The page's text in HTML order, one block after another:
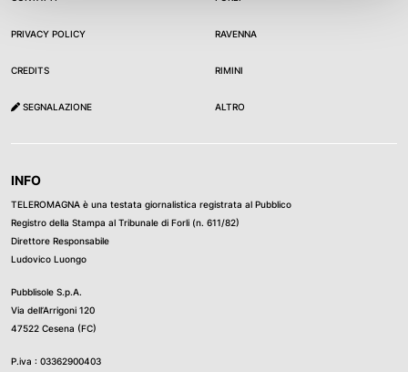
comunità di Santarcangelo di Romagna, non abituata a
questi tipi di delitti. Tanto che pochi giorni dopo il fatto, il
in solidarietà alla famiglia di Lorena e soprattutto per dire
PRIVACY POLICY
CREDITS
SEGNALAZIONE
RAVENNA
RIMINI
ALTRO
INFO
TELEROMAGNA è una testata giornalistica registrata al Pubblico
Registro della Stampa al Tribunale di Forli (n. 611/82)
Direttore Responsabile
Ludovico Luongo
Pubblisole S.p.A.
Via dell’Arrigoni 120
47522 Cesena (FC)
P.iva : 03362900403